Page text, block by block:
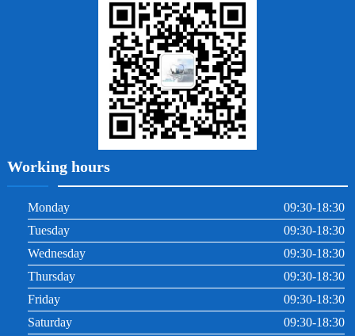
Working hours
Monday
09:30-18:30
Tuesday
09:30-18:30
Wednesday
09:30-18:30
Thursday
09:30-18:30
Friday
09:30-18:30
Saturday
09:30-18:30